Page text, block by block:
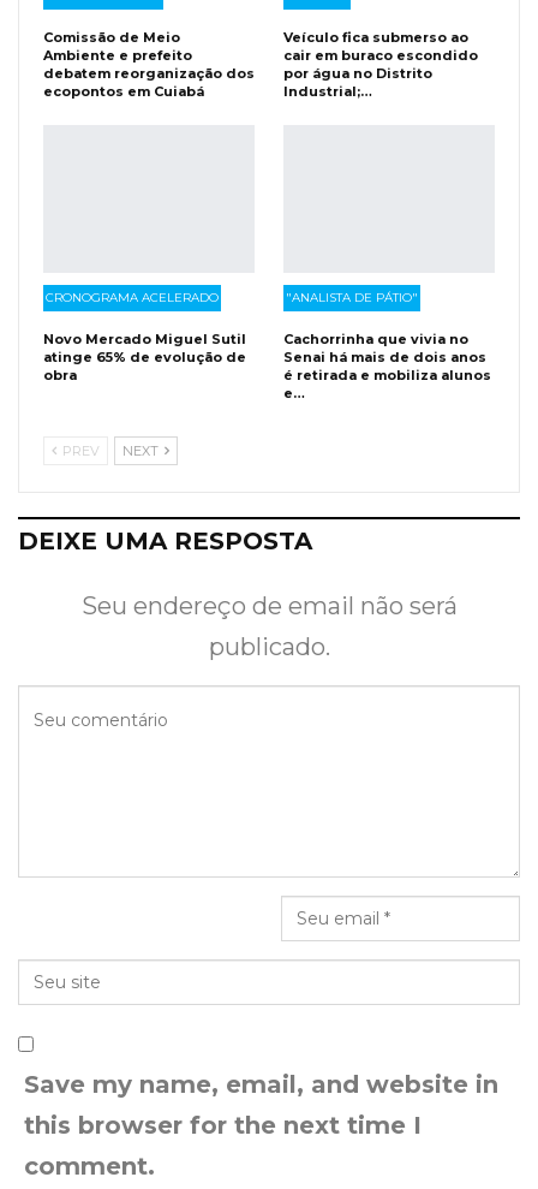
Comissão de Meio
Ambiente e prefeito
debatem reorganização dos
ecopontos em Cuiabá
Veículo fica submerso ao
cair em buraco escondido
por água no Distrito
Industrial;…
CRONOGRAMA ACELERADO
Novo Mercado Miguel Sutil
atinge 65% de evolução de
obra
"ANALISTA DE PÁTIO"
Cachorrinha que vivia no
Senai há mais de dois anos
é retirada e mobiliza alunos
e…
PREV NEXT
DEIXE UMA RESPOSTA
Seu endereço de email não será
publicado.
Save my name, email, and website in
this browser for the next time I
comment.